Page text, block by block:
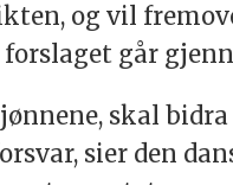
og vil
går
skal
sier den